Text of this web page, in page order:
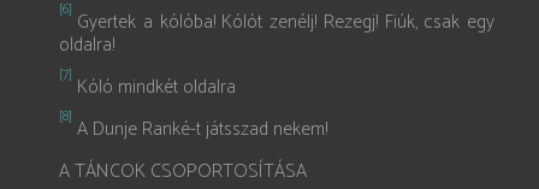
[6] Gyertek a kólóba! Kólót zenélj! Rezegj! Fiúk, csak egy
oldalra!
[7] Kóló mindkét oldalra
[8] A Dunje Ranké-t játsszad nekem!
A TÁNCOK CSOPORTOSÍTÁSA